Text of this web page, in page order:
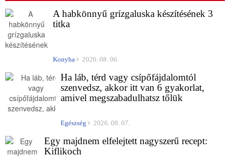
A habkönnyű grízgaluska készítésének 3
titka
Konyha 2026. 08. 06.
Ha láb, térd vagy csípőfájdalomtól
szenvedsz, akkor itt van 6 gyakorlat,
amivel megszabadulhatsz tőlük
Egészség 2026. 08. 07.
Egy majdnem elfelejtett nagyszerű recept:
Kiflikoch